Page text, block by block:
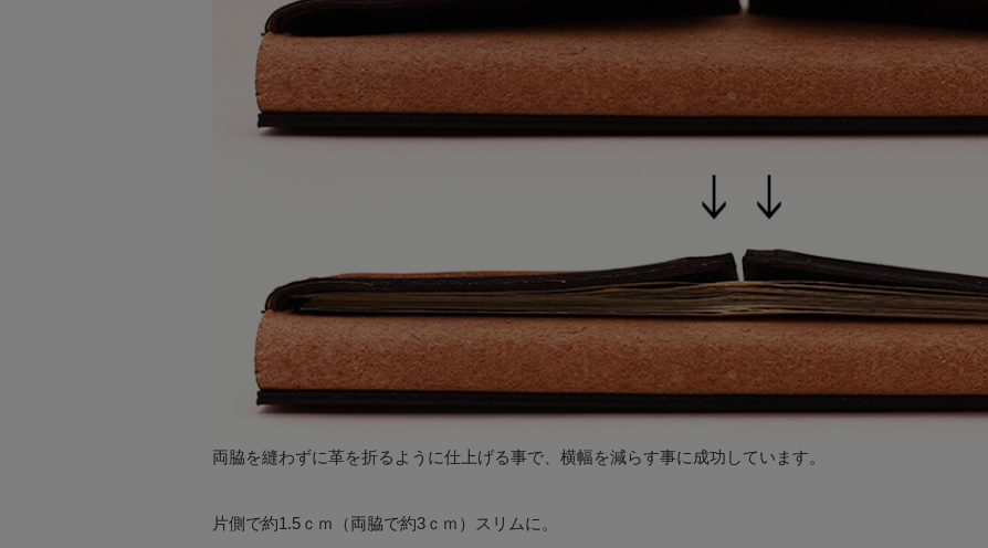
両脇を縫わずに革を折るように仕上げる事で、横幅を減らす事に成功しています。
片側で約1.5ｃｍ（両脇で約3ｃｍ）スリムに。